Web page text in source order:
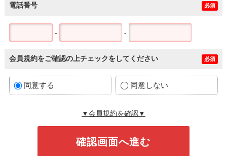
電話番号 必須
- -
会員規約をご確認の上チェックをしてください 必須
同意する 同意しない
▼会員規約を確認▼